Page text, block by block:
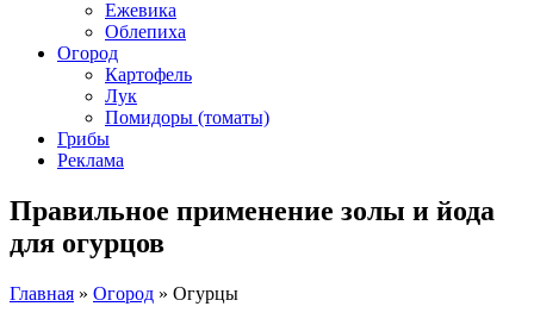
Ежевика
Облепиха
Огород
Картофель
Лук
Помидоры (томаты)
Грибы
Реклама
Правильное применение золы и йода
для огурцов
Главная » Огород » Огурцы